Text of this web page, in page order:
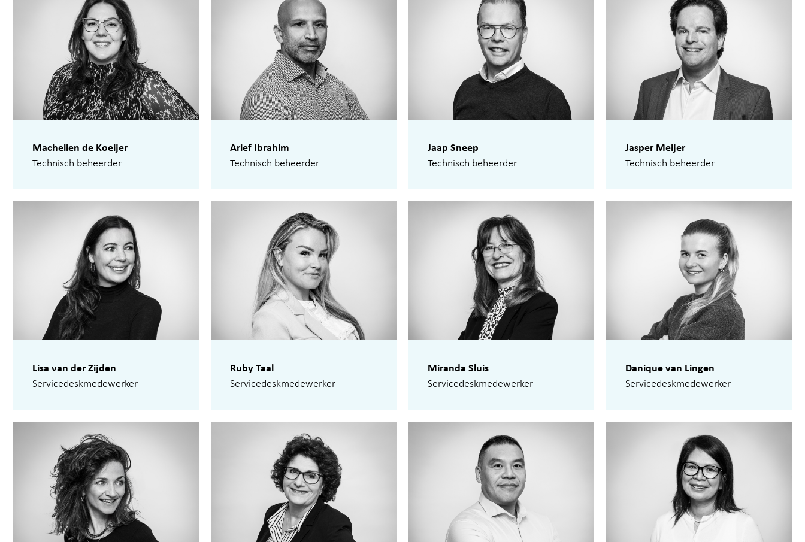
Machelien de Koeijer
Technisch beheerder
Arief Ibrahim
Technisch beheerder
Jaap Sneep
Technisch beheerder
Jasper Meijer
Technisch beheerder
Lisa van der Zijden
Servicedeskmedewerker
Ruby Taal
Servicedeskmedewerker
Miranda Sluis
Servicedeskmedewerker
Danique van Lingen
Servicedeskmedewerker